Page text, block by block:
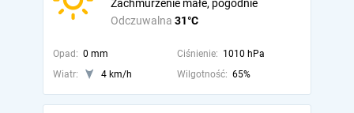
Odczuwalna 31°C
Zachmurzenie małe, pogodnie
Opad: 0 mm Ciśnienie: 1010 hPa
Wiatr:
4 km/h Wilgotność: 65%